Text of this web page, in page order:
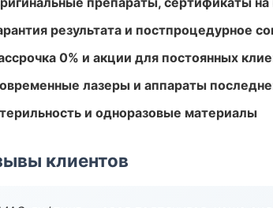
результата и постпроцедурное
0% и акции для постоянных
лазеры и аппараты
и одноразовые материалы
клиентов